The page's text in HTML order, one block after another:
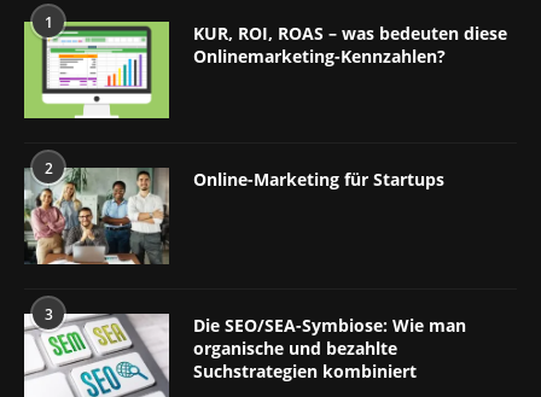
1
KUR, ROI, ROAS – was bedeuten diese
Onlinemarketing-Kennzahlen?
2 Online-Marketing für Startups
3
Die SEO/SEA-Symbiose: Wie man
organische und bezahlte
Suchstrategien kombiniert